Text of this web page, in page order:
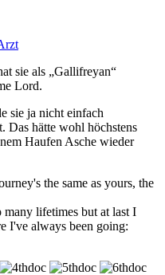
sie als „Gallifreyan“
Lord.
sie ja nicht einfach
Das hätte wohl höchstens
Haufen Asche wieder
the same as yours, the
many lifetimes but at last I
I've always been going: